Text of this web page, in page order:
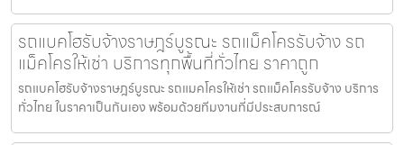
รถแบคโฮรับจ้างราษฎร์บูรณะ รถแม็คโครรับจ้าง รถ
แม็คโครให้เช่า บริการทุกพื้นที่ทั่วไทย ราคาถูก
รถแบคโฮรับจ้างราษฎร์บูรณะ รถแมคโครให้เช่า รถแม็คโครรับจ้าง บริการ
ทั่วไทย ในราคาเป็นกันเอง พร้อมด้วยทีมงานที่มีประสบการณ์